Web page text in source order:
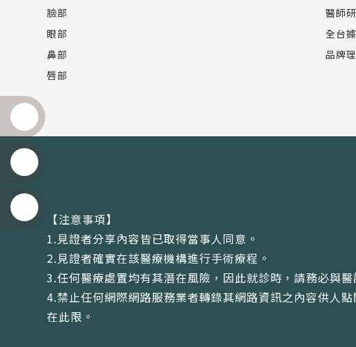
臉部
眼部
鼻部
唇部
醫師
全台
品牌
【注意事項】
1.見證者分享內容皆已取得當事人同意。
2.見證者確實在該醫療機構進行手術療程。
3.任何醫療處置均有其潛在風險，因此就診時，請務必與醫
4.禁止任何網際網路服務業者轉錄其網路資訊之內容供人
在此限。